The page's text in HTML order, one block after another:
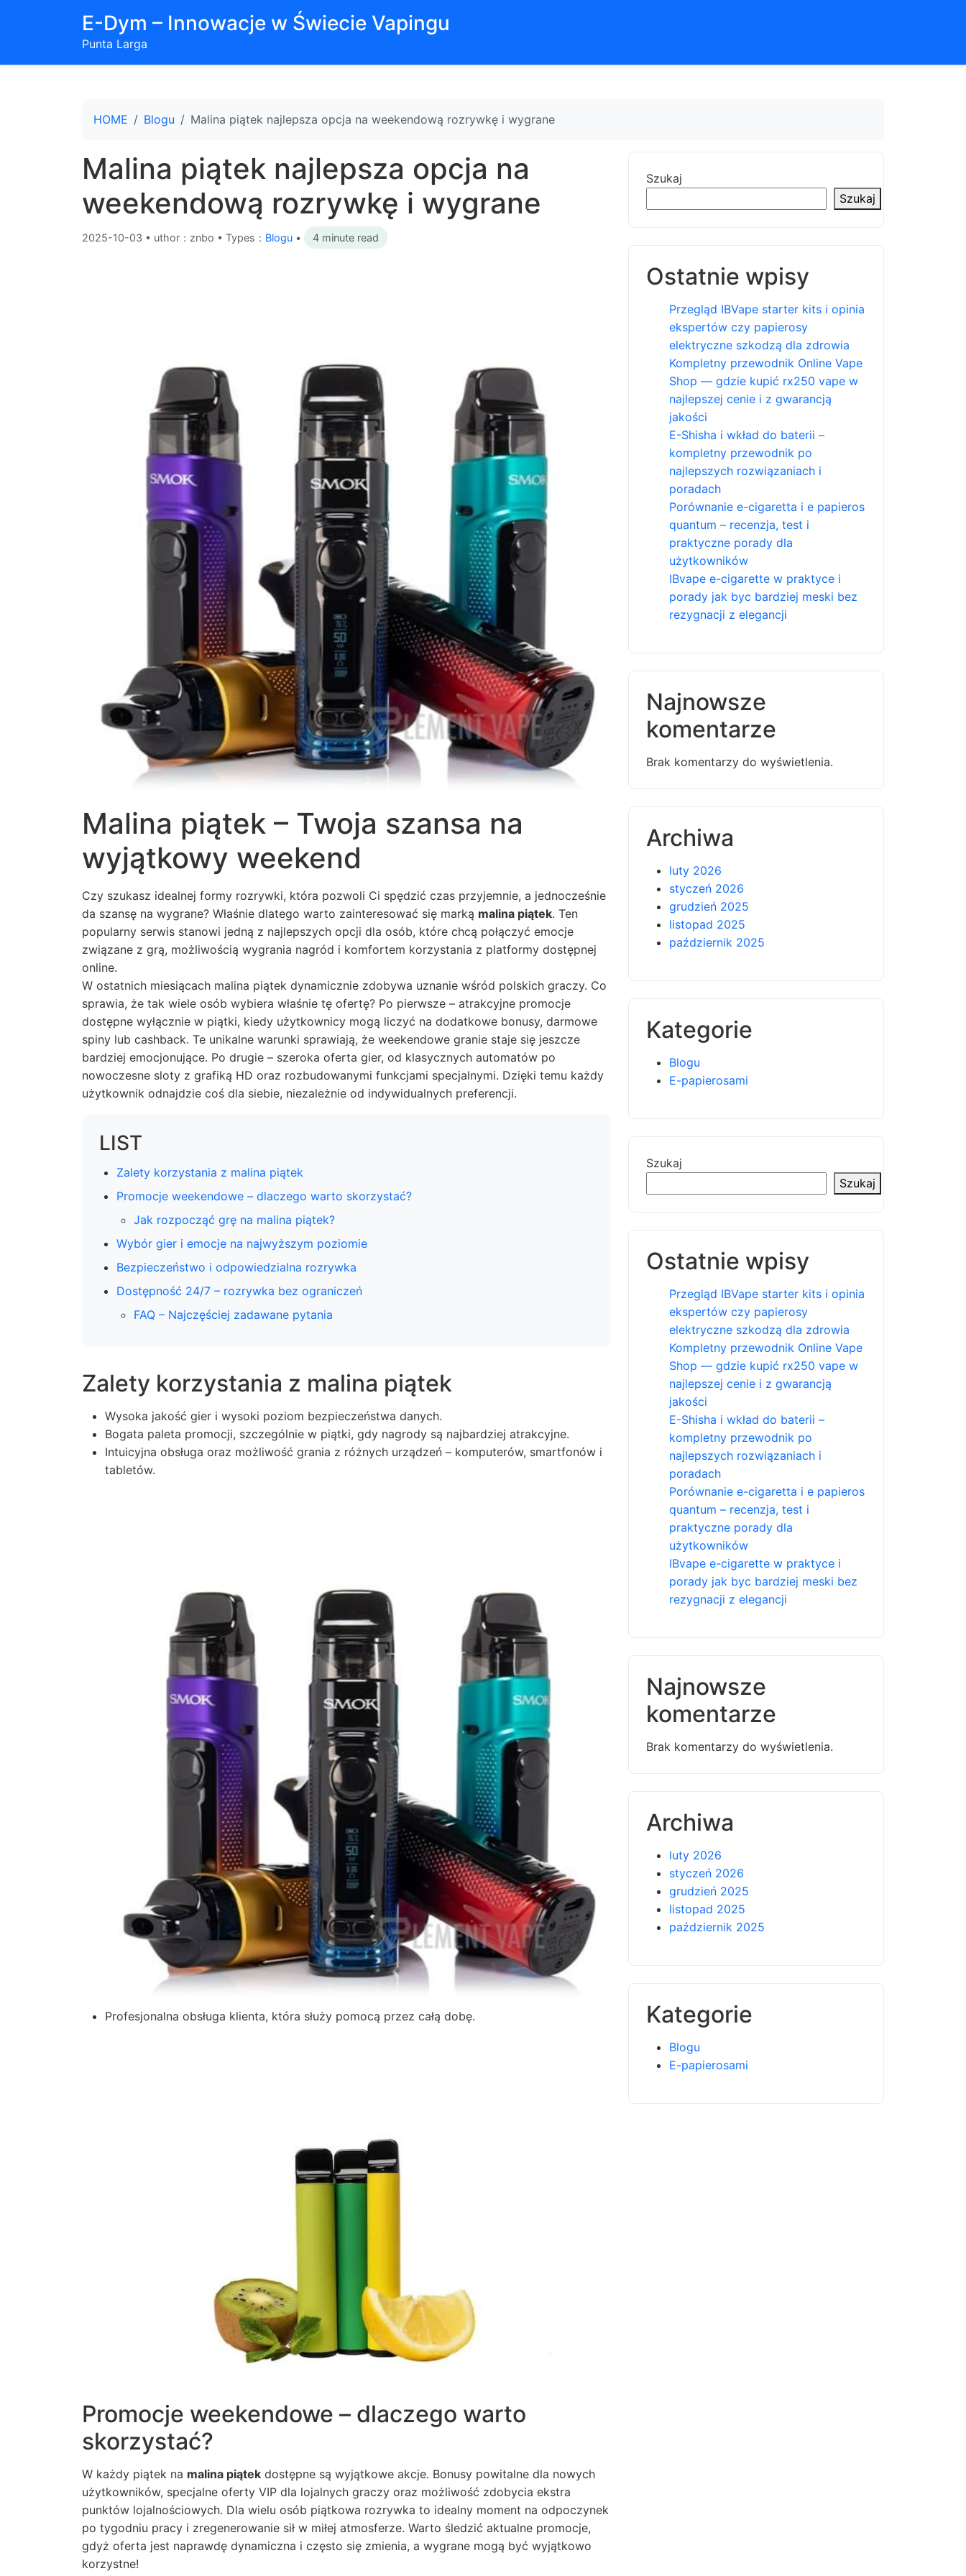
E-Dym – Innowacje w Świecie Vapingu
Punta Larga
HOME Blogu Malina piątek najlepsza opcja na weekendową rozrywkę i wygrane
Malina piątek najlepsza opcja na
weekendową rozrywkę i wygrane
2025-10-03 • uthor：znbo • Types： Blogu • 4 minute read
Malina piątek – Twoja szansa na
wyjątkowy weekend
Czy szukasz idealnej formy rozrywki, która pozwoli Ci spędzić czas przyjemnie, a jednocześnie
da szansę na wygrane? Właśnie dlatego warto zainteresować się marką malina piątek. Ten
popularny serwis stanowi jedną z najlepszych opcji dla osób, które chcą połączyć emocje
związane z grą, możliwością wygrania nagród i komfortem korzystania z platformy dostępnej
online.
W ostatnich miesiącach malina piątek dynamicznie zdobywa uznanie wśród polskich graczy. Co
sprawia, że tak wiele osób wybiera właśnie tę ofertę? Po pierwsze – atrakcyjne promocje
dostępne wyłącznie w piątki, kiedy użytkownicy mogą liczyć na dodatkowe bonusy, darmowe
spiny lub cashback. Te unikalne warunki sprawiają, że weekendowe granie staje się jeszcze
bardziej emocjonujące. Po drugie – szeroka oferta gier, od klasycznych automatów po
nowoczesne sloty z grafiką HD oraz rozbudowanymi funkcjami specjalnymi. Dzięki temu każdy
użytkownik odnajdzie coś dla siebie, niezależnie od indywidualnych preferencji.
LIST
Zalety korzystania z malina piątek
Promocje weekendowe – dlaczego warto skorzystać?
Jak rozpocząć grę na malina piątek?
Wybór gier i emocje na najwyższym poziomie
Bezpieczeństwo i odpowiedzialna rozrywka
Dostępność 24/7 – rozrywka bez ograniczeń
FAQ – Najczęściej zadawane pytania
Zalety korzystania z malina piątek
Wysoka jakość gier i wysoki poziom bezpieczeństwa danych.
Bogata paleta promocji, szczególnie w piątki, gdy nagrody są najbardziej atrakcyjne.
Intuicyjna obsługa oraz możliwość grania z różnych urządzeń – komputerów, smartfonów i
tabletów.
Profesjonalna obsługa klienta, która służy pomocą przez całą dobę.
Promocje weekendowe – dlaczego warto
skorzystać?
W każdy piątek na malina piątek dostępne są wyjątkowe akcje. Bonusy powitalne dla nowych
użytkowników, specjalne oferty VIP dla lojalnych graczy oraz możliwość zdobycia ekstra
punktów lojalnościowych. Dla wielu osób piątkowa rozrywka to idealny moment na odpoczynek
po tygodniu pracy i zregenerowanie sił w miłej atmosferze. Warto śledzić aktualne promocje,
gdyż oferta jest naprawdę dynamiczna i często się zmienia, a wygrane mogą być wyjątkowo
korzystne!
Szukaj
Szukaj
Ostatnie wpisy
Przegląd IBVape starter kits i opinia
ekspertów czy papierosy
elektryczne szkodzą dla zdrowia
Kompletny przewodnik Online Vape
Shop — gdzie kupić rx250 vape w
najlepszej cenie i z gwarancją
jakości
E-Shisha i wkład do baterii –
kompletny przewodnik po
najlepszych rozwiązaniach i
poradach
Porównanie e-cigaretta i e papieros
quantum – recenzja, test i
praktyczne porady dla
użytkowników
IBvape e-cigarette w praktyce i
porady jak byc bardziej meski bez
rezygnacji z elegancji
Najnowsze
komentarze
Brak komentarzy do wyświetlenia.
Archiwa
luty 2026
styczeń 2026
grudzień 2025
listopad 2025
październik 2025
Kategorie
Blogu
E-papierosami
Szukaj
Szukaj
Ostatnie wpisy
Przegląd IBVape starter kits i opinia
ekspertów czy papierosy
elektryczne szkodzą dla zdrowia
Kompletny przewodnik Online Vape
Shop — gdzie kupić rx250 vape w
najlepszej cenie i z gwarancją
jakości
E-Shisha i wkład do baterii –
kompletny przewodnik po
najlepszych rozwiązaniach i
poradach
Porównanie e-cigaretta i e papieros
quantum – recenzja, test i
praktyczne porady dla
użytkowników
IBvape e-cigarette w praktyce i
porady jak byc bardziej meski bez
rezygnacji z elegancji
Najnowsze
komentarze
Brak komentarzy do wyświetlenia.
Archiwa
luty 2026
styczeń 2026
grudzień 2025
listopad 2025
październik 2025
Kategorie
Blogu
E-papierosami